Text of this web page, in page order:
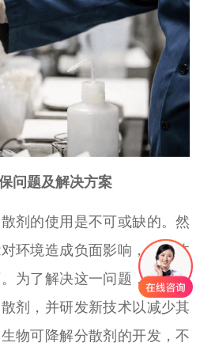
问题及解决方案
剂的使用是不可或缺的。然
环境造成负面影响，如水体
为了解决这一问题，业界已
剂，并研发新技术以减少其
物可降解分散剂的开发，不